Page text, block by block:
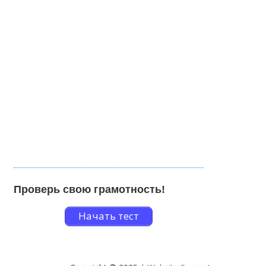
Проверь свою грамотность!
Начать тест